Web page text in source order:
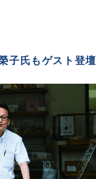
子氏もゲスト登壇